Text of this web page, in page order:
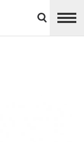
panel